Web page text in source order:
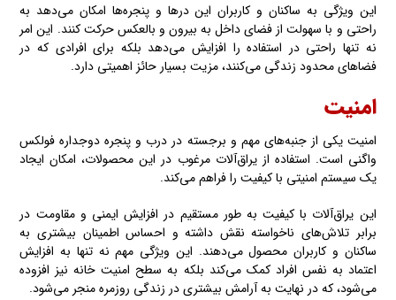
این ویژگی به ساکنان و کاربران این درها و پنجره‌ها امکان می‌دهد به
راحتی و با سهولت از فضای داخل به بیرون و بالعکس حرکت کنند. این امر
نه تنها راحتی در استفاده را افزایش می‌دهد بلکه برای افرادی که در
فضاهای محدود زندگی می‌کنند، مزیت بسیار حائز اهمیتی دارد.
امنیت
امنیت یکی از جنبه‌های مهم و برجسته در درب و پنجره دوجداره فولکس
واگنی‌ است. استفاده از یراق‌آلات مرغوب در این محصولات، امکان ایجاد
یک سیستم امنیتی با کیفیت را فراهم می‌کند.
این یراق‌آلات با کیفیت به طور مستقیم در افزایش ایمنی و مقاومت در
برابر تلاش‌های ناخواسته نقش داشته و احساس اطمینان بیشتری به
ساکنان و کاربران محصول می‌دهند. این ویژگی مهم نه تنها به افزایش
اعتماد به نفس افراد کمک می‌کند بلکه به سطح امنیت خانه نیز افزوده
می‌شود، که در نهایت به آرامش بیشتری در زندگی روزمره منجر می‌شود.